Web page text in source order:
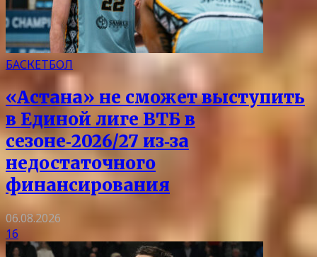
БАСКЕТБОЛ
«Астана» не сможет выступить
в Единой лиге ВТБ в
сезоне‑2026/27 из‑за
недостаточного
финансирования
06.08.2026
16